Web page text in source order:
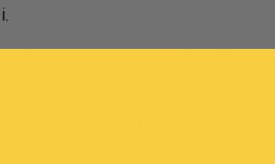
possono consultare tutti i loro
in
potrai
informazioni puntuali su